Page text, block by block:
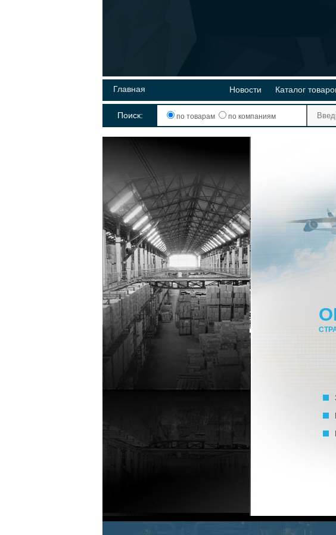
Главная Новости Каталог
Поиск: по товарам по компаниям